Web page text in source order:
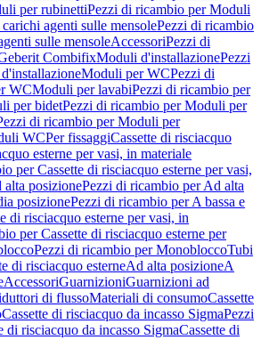
per rubinettiPezzi di ricambio per Moduli
agenti sulle mensolePezzi di ricambio
sulle mensoleAccessoriPezzi di
CombifixModuli d'installazionePezzi
Moduli per WCPezzi di
WCModuli per lavabiPezzi di ricambio per
per bidetPezzi di ricambio per Moduli per
di ricambio per Moduli per
WCPer fissaggiCassette di risciacquo
esterne per vasi, in materiale
per Cassette di risciacquo esterne per vasi,
alta posizionePezzi di ricambio per Ad alta
posizionePezzi di ricambio per A bassa e
di risciacquo esterne per vasi, in
per Cassette di risciacquo esterne per
Pezzi di ricambio per MonobloccoTubi
di risciacquo esterneAd alta posizioneA
AccessoriGuarnizioniGuarnizioni ad
di flussoMateriali di consumoCassette
Cassette di risciacquo da incasso SigmaPezzi
di risciacquo da incasso SigmaCassette di